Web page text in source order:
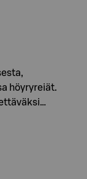
höyryreiät.